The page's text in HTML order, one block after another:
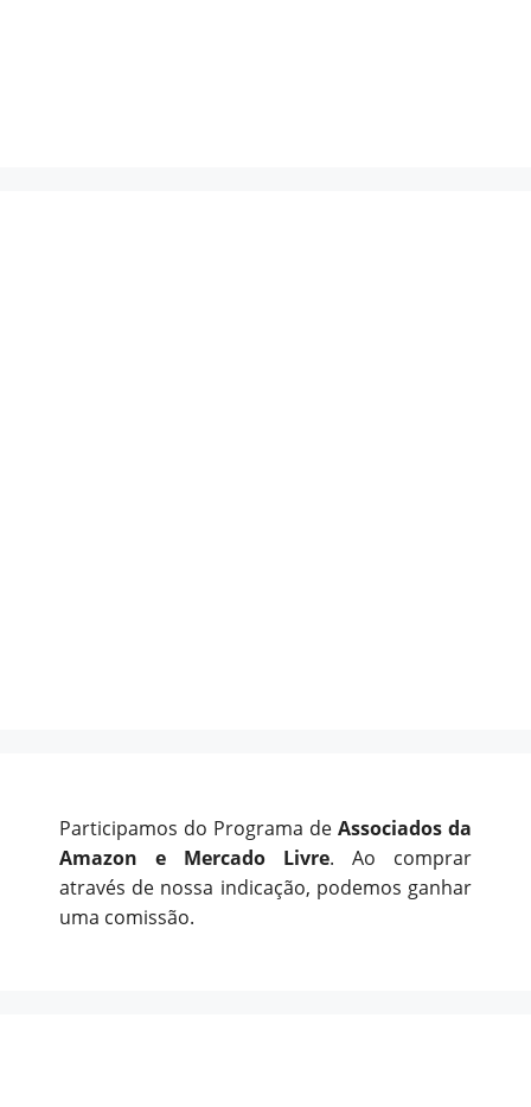
Participamos do Programa de Associados da
Amazon e Mercado Livre. Ao comprar
através de nossa indicação, podemos ganhar
uma comissão.